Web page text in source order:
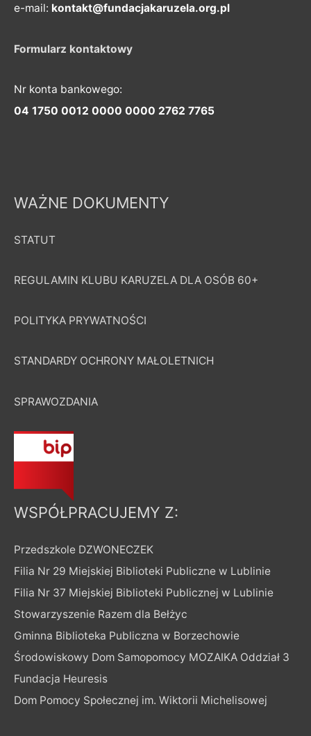
e-mail: kontakt@fundacjakaruzela.org.pl
Formularz kontaktowy
Nr konta bankowego:
04 1750 0012 0000 0000 2762 7765
WAŻNE DOKUMENTY
STATUT
REGULAMIN KLUBU KARUZELA DLA OSÓB 60+
POLITYKA PRYWATNOŚCI
STANDARDY OCHRONY MAŁOLETNICH
SPRAWOZDANIA
WSPÓŁPRACUJEMY Z:
Przedszkole DZWONECZEK
Filia Nr 29 Miejskiej Biblioteki Publiczne w Lublinie
Filia Nr 37 Miejskiej Biblioteki Publicznej w Lublinie
Stowarzyszenie Razem dla Bełżyc
Gminna Biblioteka Publiczna w Borzechowie
Środowiskowy Dom Samopomocy MOZAIKA Oddział 3
Fundacja Heuresis
Dom Pomocy Społecznej im. Wiktorii Michelisowej